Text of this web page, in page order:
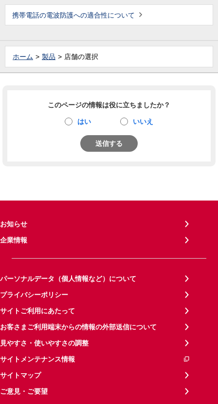
携帯電話の電波防護への適合性について
ホーム 製品 店舗の選択
このページの情報は役に立ちましたか？
はい いいえ
送信する
お知らせ
企業情報
パーソナルデータ（個人情報など）について
プライバシーポリシー
サイトご利用にあたって
お客さまご利用端末からの情報の外部送信について
見やすさ・使いやすさの調整
サイトメンテナンス情報
サイトマップ
ご意見・ご要望